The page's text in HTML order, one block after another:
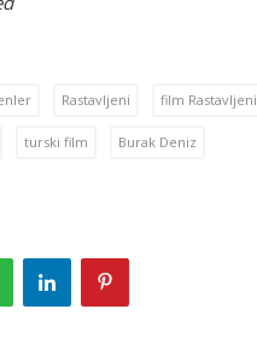
Rastavljeni film Rastavljeni
turski film Burak Deniz